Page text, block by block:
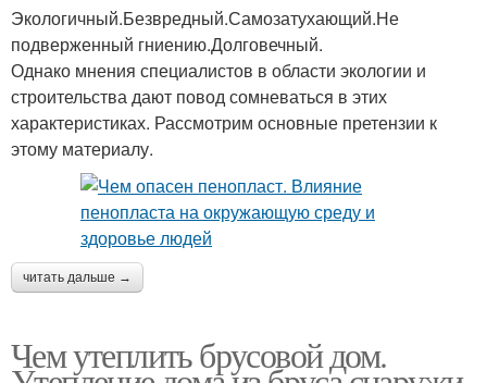
Экологичный.Безвредный.Самозатухающий.Не
подверженный гниению.Долговечный.
Однако мнения специалистов в области экологии и
строительства дают повод сомневаться в этих
характеристиках. Рассмотрим основные претензии к
этому материалу.
читать дальше →
Чем утеплить брусовой дом.